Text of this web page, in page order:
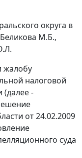
округа в
М.Б.,
жалобу
налоговой
(далее -
от 24.02.2009
суда